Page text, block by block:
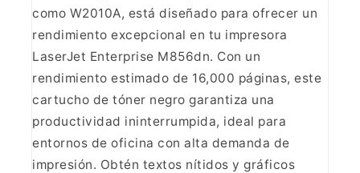
como W2010A, está diseñado para ofrecer un
rendimiento excepcional en tu impresora
LaserJet Enterprise M856dn. Con un
rendimiento estimado de 16,000 páginas, este
cartucho de tóner negro garantiza una
productividad ininterrumpida, ideal para
entornos de oficina con alta demanda de
impresión. Obtén textos nítidos y gráficos